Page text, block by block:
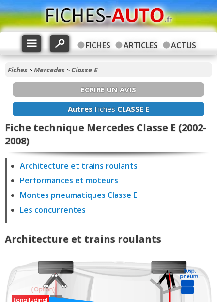
FICHES ARTICLES ACTUS
Fiches >Mercedes > Classe E
ECRIRE UN AVIS
Autres Fiches CLASSE E
Fiche technique Mercedes Classe E (2002-
2008)
Architecture et trains roulants
Performances et moteurs
Montes pneumatiques Classe E
Les concurrentes
Architecture et trains roulants